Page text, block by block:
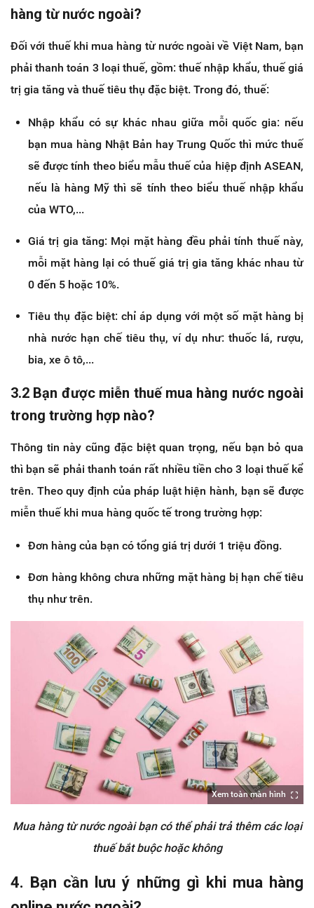
hàng từ nước ngoài?
Đối với thuế khi mua hàng từ nước ngoài về Việt Nam, bạn
phải thanh toán 3 loại thuế, gồm: thuế nhập khẩu, thuế giá
trị gia tăng và thuế tiêu thụ đặc biệt. Trong đó, thuế:
Nhập khẩu có sự khác nhau giữa mỗi quốc gia: nếu
bạn mua hàng Nhật Bản hay Trung Quốc thì mức thuế
sẽ được tính theo biểu mẫu thuế của hiệp định ASEAN,
nếu là hàng Mỹ thì sẽ tính theo biểu thuế nhập khẩu
của WTO,...
Giá trị gia tăng: Mọi mặt hàng đều phải tính thuế này,
mỗi mặt hàng lại có thuế giá trị gia tăng khác nhau từ
0 đến 5 hoặc 10%.
Tiêu thụ đặc biệt: chỉ áp dụng với một số mặt hàng bị
nhà nước hạn chế tiêu thụ, ví dụ như: thuốc lá, rượu,
bia, xe ô tô,...
3.2 Bạn được miễn thuế mua hàng nước ngoài
trong trường hợp nào?
Thông tin này cũng đặc biệt quan trọng, nếu bạn bỏ qua
thì bạn sẽ phải thanh toán rất nhiều tiền cho 3 loại thuế kể
trên. Theo quy định của pháp luật hiện hành, bạn sẽ được
miễn thuế khi mua hàng quốc tế trong trường hợp:
Đơn hàng của bạn có tổng giá trị dưới 1 triệu đồng.
Đơn hàng không chưa những mặt hàng bị hạn chế tiêu
thụ như trên.
Xem toàn màn hình
Mua hàng từ nước ngoài bạn có thể phải trả thêm các loại
thuế bắt buộc hoặc không
4. Bạn cần lưu ý những gì khi mua hàng